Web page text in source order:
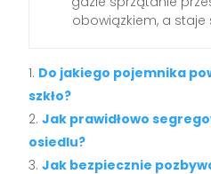
obowiązkiem, a
Do jakiego pojemnika
szkło?
Jak prawidłowo
osiedlu?
Jak bezpiecznie